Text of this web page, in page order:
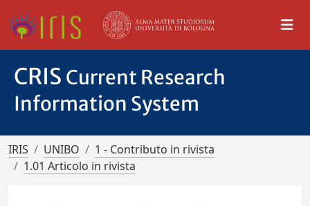
CRIS Current Research
Information System
IRIS UNIBO
1 - Contributo in rivista
1.01 Articolo in rivista